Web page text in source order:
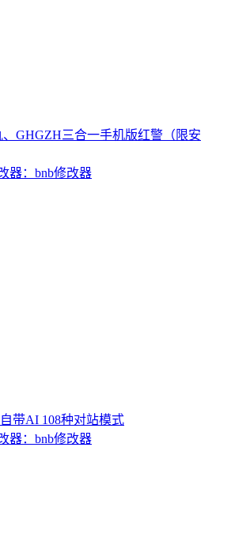
GHGZH三合一手机版红警（限安
带AI 108种对站模式